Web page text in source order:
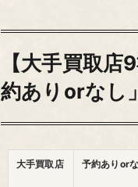
【大手買取
約ありorなし
大手買取店 予約ありor